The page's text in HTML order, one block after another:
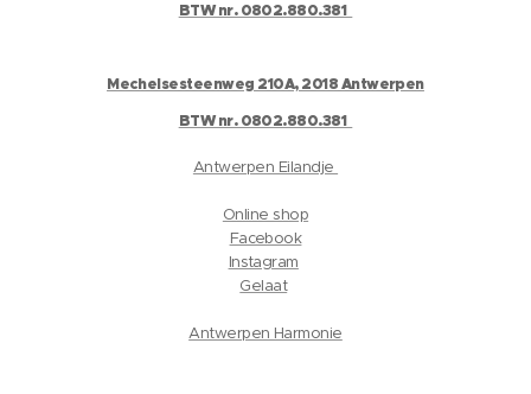
BTW nr. 0802.880.381
Mechelsesteenweg 210A, 2018 Antwerpen
BTW nr. 0802.880.381
Antwerpen Eilandje
Online shop
Facebook
Instagram
Gelaat
Antwerpen Harmonie